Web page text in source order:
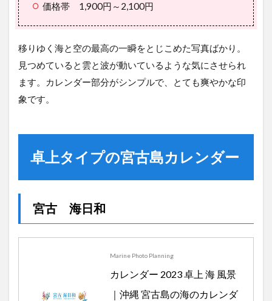
価格帯 1,900円～2,100円
移りゆく海と空の最高の一瞬をとじこめた写真ばかり。
見つめていると雲と波が動いているような気にさせられ
ます。カレンダー部分がシンプルで、とても爽やかな印
象です。
卓上タイプの宮古島カレンダー
宮古 海日和
Marine Photo Planning
カレンダー 2023 卓上 海 風景
｜沖縄 宮古島の海のカレンダ